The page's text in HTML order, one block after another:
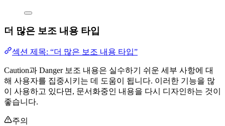
더 많은 보조 내용 타입
섹션 제목: “더 많은 보조 내용 타입”
Caution과 Danger 보조 내용은 실수하기 쉬운 세부 사항에 대
해 사용자를 집중시키는 데 도움이 됩니다. 이러한 기능을 많
이 사용하고 있다면, 문서화중인 내용을 다시 디자인하는 것이
좋습니다.
주의